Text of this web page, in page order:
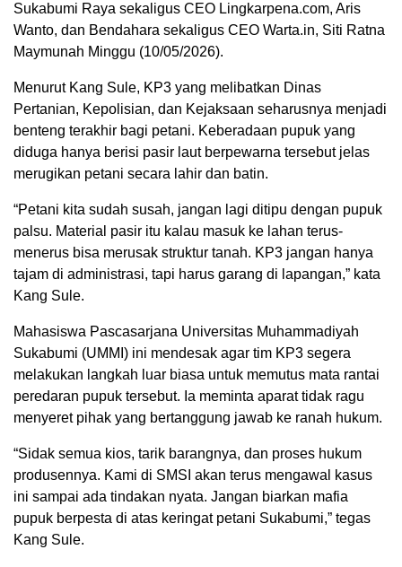
Sukabumi Raya sekaligus CEO Lingkarpena.com, Aris
Wanto, dan Bendahara sekaligus CEO Warta.in, Siti Ratna
Maymunah Minggu (10/05/2026).
Menurut Kang Sule, KP3 yang melibatkan Dinas
Pertanian, Kepolisian, dan Kejaksaan seharusnya menjadi
benteng terakhir bagi petani. Keberadaan pupuk yang
diduga hanya berisi pasir laut berpewarna tersebut jelas
merugikan petani secara lahir dan batin.
“Petani kita sudah susah, jangan lagi ditipu dengan pupuk
palsu. Material pasir itu kalau masuk ke lahan terus-
menerus bisa merusak struktur tanah. KP3 jangan hanya
tajam di administrasi, tapi harus garang di lapangan,” kata
Kang Sule.
Mahasiswa Pascasarjana Universitas Muhammadiyah
Sukabumi (UMMI) ini mendesak agar tim KP3 segera
melakukan langkah luar biasa untuk memutus mata rantai
peredaran pupuk tersebut. Ia meminta aparat tidak ragu
menyeret pihak yang bertanggung jawab ke ranah hukum.
“Sidak semua kios, tarik barangnya, dan proses hukum
produsennya. Kami di SMSI akan terus mengawal kasus
ini sampai ada tindakan nyata. Jangan biarkan mafia
pupuk berpesta di atas keringat petani Sukabumi,” tegas
Kang Sule.